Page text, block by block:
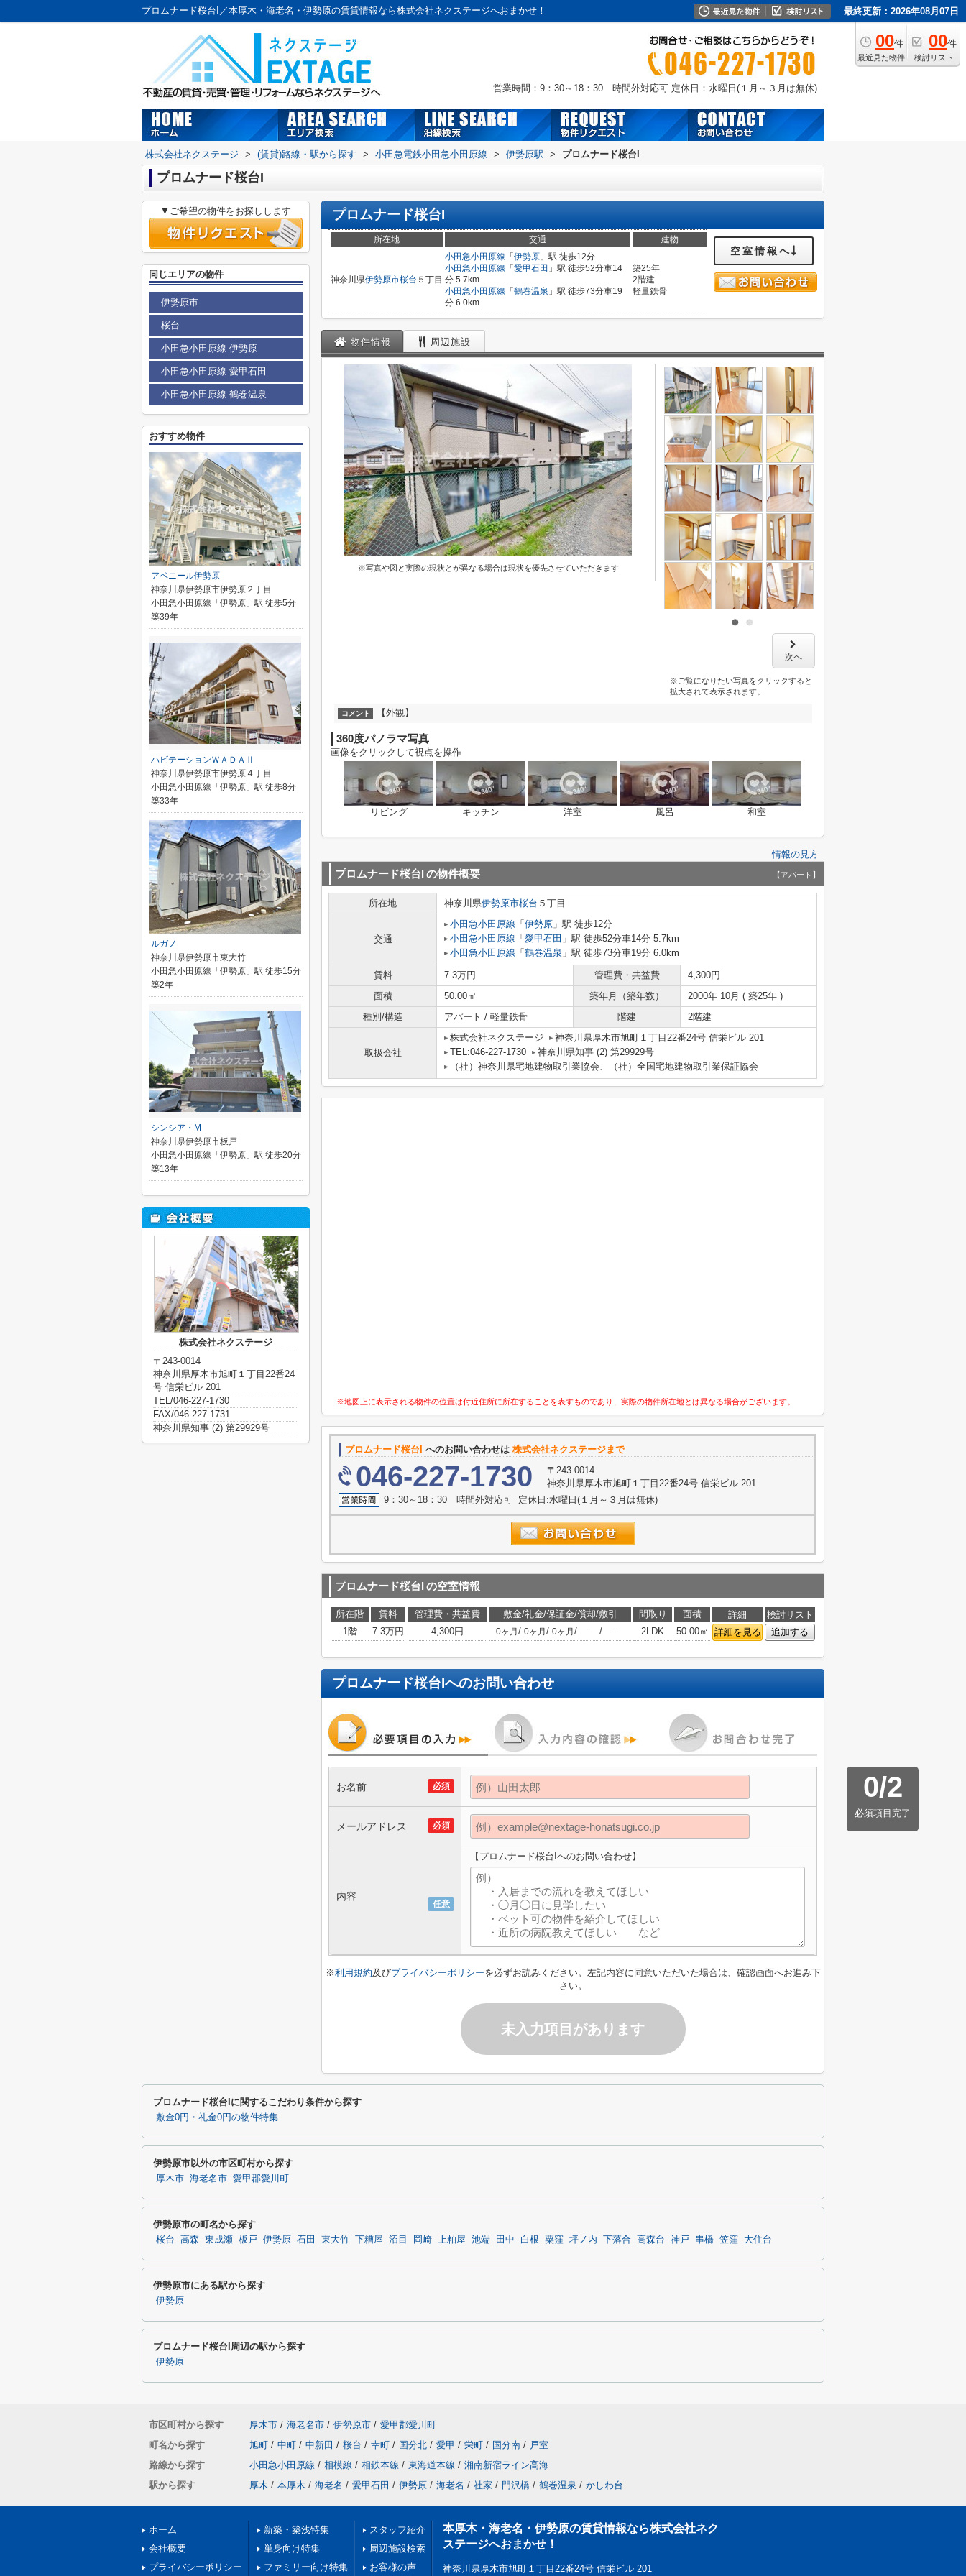
プロムナード桜台I／本厚木・海老名・伊勢原の賃貸情報なら株式会社ネクステージへおまかせ！ 最終更新：2026年08月07日
00件
最近見た物件
00件
検討リスト
営業時間：9：30～18：30 時間外対応可 定休日：水曜日(１月～３月は無休)
株式会社ネクステージ > (賃貸)路線・駅から探す > 小田急電鉄小田急小田原線 > 伊勢原駅 > プロムナード桜台I
プロムナード桜台I
プロムナード桜台I
所在地 交通 建物
神奈川県伊勢原市桜台 ５丁目
小田急小田原線 「 伊勢原 」駅 徒歩12分
小田急小田原線 「 愛甲石田 」駅 徒歩52分車14
分 5.7km
小田急小田原線 「 鶴巻温泉 」駅 徒歩73分車19
分 6.0km
築25年
2階建
軽量鉄骨
空室情報へ
物件情報 周辺施設
※写真や図と実際の現状とが異なる場合は現状を優先させていただきます
次へ
※ご覧になりたい写真をクリックすると
拡大されて表示されます。
コメント 【外観】
360度パノラマ写真
画像をクリックして視点を操作
リビング キッチン 洋室 風呂 和室
情報の見方
プロムナード桜台I の物件概要 【アパート】
所在地 神奈川県伊勢原市桜台 ５丁目
交通
小田急小田原線 「 伊勢原 」駅 徒歩12分
小田急小田原線 「 愛甲石田 」駅 徒歩52分車14分 5.7km
小田急小田原線 「 鶴巻温泉 」駅 徒歩73分車19分 6.0km
賃料 7.3万円 管理費・共益費
4,300円
面積
50.00㎡ 築年月（築年数）
2000年 10月 ( 築25年 )
種別/構造
アパート / 軽量鉄骨 階建 2階建
取扱会社
株式会社ネクステージ
神奈川県厚木市旭町１丁目22番24号 信栄ビル 201
TEL:046-227-1730
神奈川県知事 (2) 第29929号
（社）神奈川県宅地建物取引業協会、（社）全国宅地建物取引業保証協会
※地図上に表示される物件の位置は付近住所に所在することを表すものであり、実際の物件所在地とは異なる場合がございます。
プロムナード桜台I へのお問い合わせは 株式会社ネクステージまで
046-227-1730
〒243-0014
神奈川県厚木市旭町１丁目22番24号 信栄ビル 201
9：30～18：30 時間外対応可 定休日:水曜日(１月～３月は無休)
プロムナード桜台I の空室情報
所在階 賃料 管理費・共益費 敷金/礼金/保証金/償却/敷引 間取り 面積 詳細
検討リスト
1階
7.3万円 4,300円 0ヶ月 / 0ヶ月 / 0ヶ月 / - / - 2LDK 50.00㎡ 詳細を見る 追加する
プロムナード桜台Iへのお問い合わせ
0/2
必須項目完了
必須
お名前
必須
メールアドレス
任意
内容
【プロムナード桜台Iへのお問い合わせ】
※利用規約及びプライバシーポリシーを必ずお読みください。左記内容に同意いただいた場合は、確認画面へお進み下
さい。
未入力項目があります
▼ご希望の物件をお探しします
同じエリアの物件
伊勢原市
桜台
小田急小田原線 伊勢原
小田急小田原線 愛甲石田
小田急小田原線 鶴巻温泉
おすすめ物件
アベニール伊勢原
神奈川県伊勢原市伊勢原２丁目
小田急小田原線「伊勢原」駅 徒歩5分
築39年
ハビテーションＷＡＤＡⅡ
神奈川県伊勢原市伊勢原４丁目
小田急小田原線「伊勢原」駅 徒歩8分
築33年
ルガノ
神奈川県伊勢原市東大竹
小田急小田原線「伊勢原」駅 徒歩15分
築2年
シンシア・M
神奈川県伊勢原市板戸
小田急小田原線「伊勢原」駅 徒歩20分
築13年
株式会社ネクステージ
〒243-0014
神奈川県厚木市旭町１丁目22番24
号 信栄ビル 201
TEL/046-227-1730
FAX/046-227-1731
神奈川県知事 (2) 第29929号
プロムナード桜台Iに関するこだわり条件から探す
敷金0円・礼金0円の物件特集
伊勢原市以外の市区町村から探す
厚木市 海老名市 愛甲郡愛川町
伊勢原市の町名から探す
桜台 高森 東成瀬 板戸 伊勢原 石田 東大竹 下糟屋 沼目 岡崎 上粕屋 池端 田中 白根 粟窪 坪ノ内 下落合 高森台 神戸 串橋 笠窪 大住台
伊勢原市にある駅から探す
伊勢原
プロムナード桜台I周辺の駅から探す
伊勢原
市区町村から探す 厚木市 / 海老名市 / 伊勢原市 / 愛甲郡愛川町
町名から探す
旭町 / 中町 / 中新田 / 桜台 / 幸町 / 国分北 / 愛甲 / 栄町 / 国分南 / 戸室
路線から探す
小田急小田原線 / 相模線 / 相鉄本線 / 東海道本線 / 湘南新宿ライン高海
駅から探す
厚木 / 本厚木 / 海老名 / 愛甲石田 / 伊勢原 / 海老名 / 社家 / 門沢橋 / 鶴巻温泉 / かしわ台
ホーム
会社概要
プライバシーポリシー
新築・築浅特集
単身向け特集
ファミリー向け特集
スタッフ紹介
周辺施設検索
お客様の声
本厚木・海老名・伊勢原の賃貸情報なら株式会社ネク
ステージへおまかせ！
神奈川県厚木市旭町１丁目22番24号 信栄ビル 201